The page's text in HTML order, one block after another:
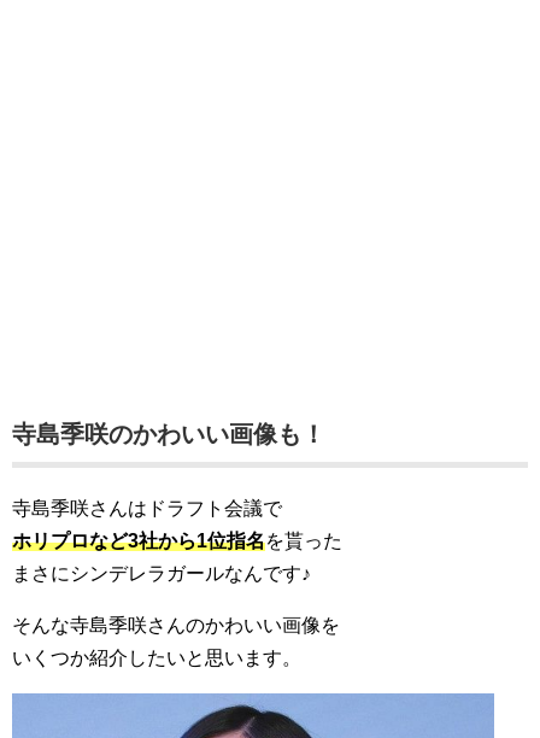
寺島季咲のかわいい画像も！
寺島季咲さんはドラフト会議で
ホリプロなど3社から1位指名を貰った
まさにシンデレラガールなんです♪
そんな寺島季咲さんのかわいい画像を
いくつか紹介したいと思います。